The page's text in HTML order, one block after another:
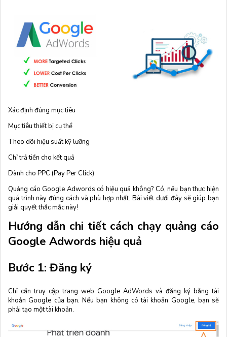
Xác định đúng mục tiêu
Mục tiêu thiết bị cụ thể
Theo dõi hiệu suất kỹ lưỡng
Chỉ trả tiền cho kết quả
Dành cho PPC (Pay Per Click)
Quảng cáo Google Adwords có hiệu quả không? Có, nếu bạn thực hiện
quá trình này đúng cách và phù hợp nhất. Bài viết dưới đây sẽ giúp bạn
giải quyết thắc mắc này!
Hướng dẫn chi tiết cách chạy quảng cáo
Google Adwords hiệu quả
Bước 1: Đăng ký
Chỉ cần truy cập trang web Google AdWords và đăng ký bằng tài
khoản Google của bạn. Nếu bạn không có tài khoản Google, bạn sẽ
phải tạo một tài khoản.